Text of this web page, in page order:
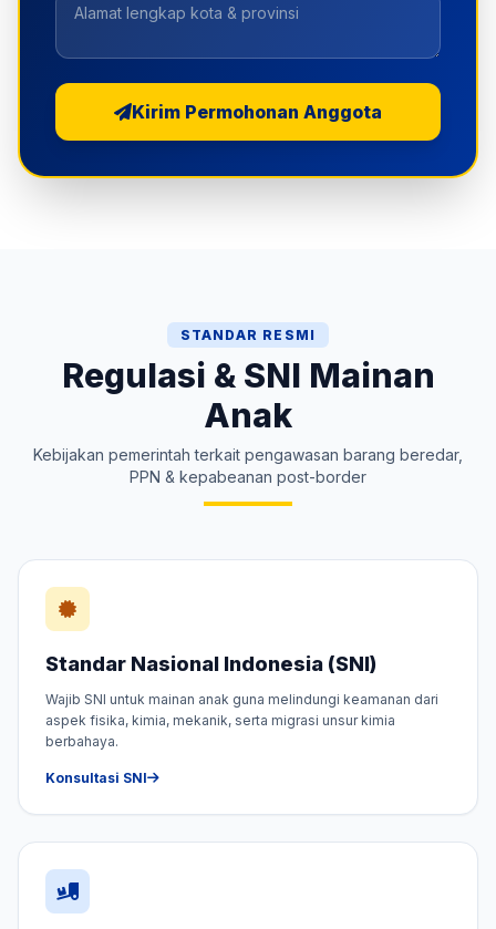
Kirim Permohonan Anggota
STANDAR RESMI
Regulasi & SNI Mainan
Anak
Kebijakan pemerintah terkait pengawasan barang beredar,
PPN & kepabeanan post-border
Standar Nasional Indonesia (SNI)
Wajib SNI untuk mainan anak guna melindungi keamanan dari
aspek fisika, kimia, mekanik, serta migrasi unsur kimia
berbahaya.
Konsultasi SNI